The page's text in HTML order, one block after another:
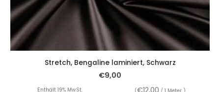
Stretch, Bengaline laminiert, Schwarz
€9,00
Enthält 19% MwSt. €12,00